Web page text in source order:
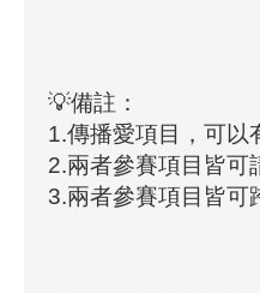
💡備註：
1.傳播愛項目，可以
2.兩者參賽項目皆可
3.兩者參賽項目皆可